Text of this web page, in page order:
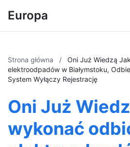
Europa
Strona główna /
Oni Już Wiedzą
elektroodpadów w Białymstoku,
System Wyłączy Rejestrację
Oni Już
wykonać